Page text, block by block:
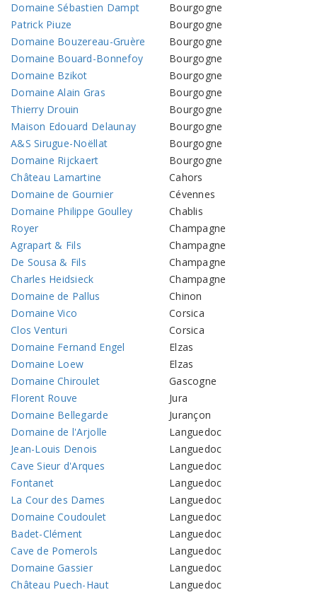
Domaine Sébastien Dampt
Bourgogne
Patrick Piuze
Bourgogne
Domaine Bouzereau-Gruère
Bourgogne
Domaine Bouard-Bonnefoy
Bourgogne
Domaine Bzikot
Bourgogne
Domaine Alain Gras
Bourgogne
Thierry Drouin
Bourgogne
Maison Edouard Delaunay
Bourgogne
A&S Sirugue-Noëllat
Bourgogne
Domaine Rijckaert
Bourgogne
Château Lamartine
Cahors
Domaine de Gournier
Cévennes
Domaine Philippe Goulley
Chablis
Royer
Champagne
Agrapart & Fils
Champagne
De Sousa & Fils
Champagne
Charles Heidsieck
Champagne
Domaine de Pallus
Chinon
Domaine Vico
Corsica
Clos Venturi
Corsica
Domaine Fernand Engel
Elzas
Domaine Loew
Elzas
Domaine Chiroulet
Gascogne
Florent Rouve
Jura
Domaine Bellegarde
Jurançon
Domaine de l'Arjolle
Languedoc
Jean-Louis Denois
Languedoc
Cave Sieur d'Arques
Languedoc
Fontanet
Languedoc
La Cour des Dames
Languedoc
Domaine Coudoulet
Languedoc
Badet-Clément
Languedoc
Cave de Pomerols
Languedoc
Domaine Gassier
Languedoc
Château Puech-Haut
Languedoc